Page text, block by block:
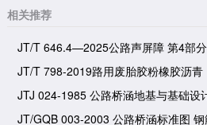
相关推荐
JT/T 646.4—2025公路声屏障 第4部
JT/T 798-2019路用废胎胶粉橡胶沥青
JTJ 024-1985 公路桥涵地基与基础设
JT/GQB 003-2003 公路桥涵标准图